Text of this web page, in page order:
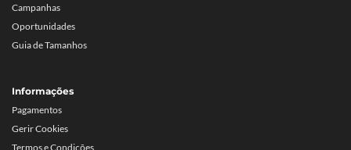
Campanhas
Oportunidades
Guia de Tamanhos
Informações
Pagamentos
Gerir Cookies
Termos e Condições